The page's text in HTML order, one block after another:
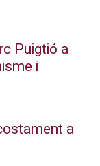
Puigtió a
i
a